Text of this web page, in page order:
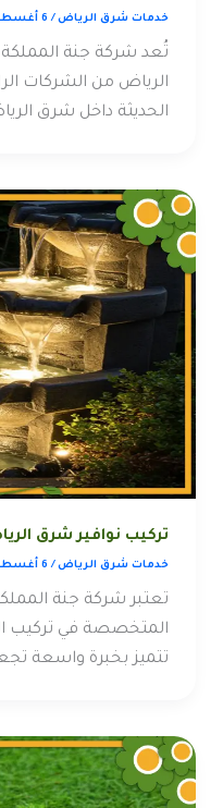
خدمات شرق الرياض/ 6 أغسطس، 2026
تُعد شركة جنة
الرياض من الشركات
الحديثة داخل شرق
تركيب نوافير شرق
خدمات شرق الرياض/ 6 أغسطس، 2026
تعتبر شركة جنة
المتخصصة في تركيب
تتميز بخبرة واسعة